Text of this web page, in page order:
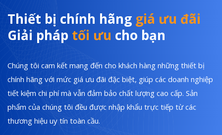
Thiết bị chính hãng giá ưu đãi
Giải pháp tối ưu cho bạn
Chúng tôi cam kết mang đến cho khách hàng những thiết bị
chính hãng với mức giá ưu đãi đặc biệt, giúp các doanh nghiệp
tiết kiệm chi phí mà vẫn đảm bảo chất lượng cao cấp. Sản
phẩm của chúng tôi đều được nhập khẩu trực tiếp từ các
thương hiệu uy tín toàn cầu.